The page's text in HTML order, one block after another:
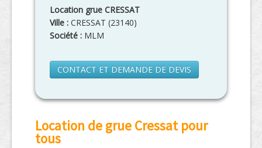
Location grue CRESSAT
Ville : CRESSAT (23140)
Société : MLM
CONTACT ET DEMANDE DE DEVIS
Location de grue Cressat pour
tous